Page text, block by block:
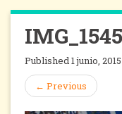
IMG_1545
Published1 junio, 2015
← Previous